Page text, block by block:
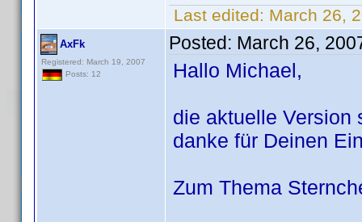
Last edited: March 26,
AxFk
Registered: March 19, 2007
Posts: 12
Posted: March 26,
Hallo Michael,
die aktuelle
danke für Deinen
Zum Thema